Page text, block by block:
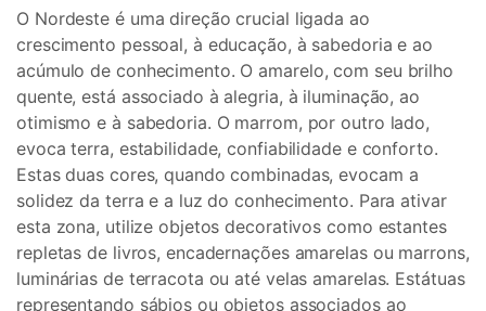
O Nordeste é uma direção crucial ligada ao
crescimento pessoal, à educação, à sabedoria e ao
acúmulo de conhecimento. O amarelo, com seu brilho
quente, está associado à alegria, à iluminação, ao
otimismo e à sabedoria. O marrom, por outro lado,
evoca terra, estabilidade, confiabilidade e conforto.
Estas duas cores, quando combinadas, evocam a
solidez da terra e a luz do conhecimento. Para ativar
esta zona, utilize objetos decorativos como estantes
repletas de livros, encadernações amarelas ou marrons,
luminárias de terracota ou até velas amarelas. Estátuas
representando sábios ou objetos associados ao